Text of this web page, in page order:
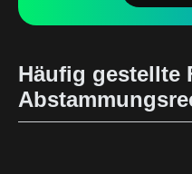
Häufig gestellte